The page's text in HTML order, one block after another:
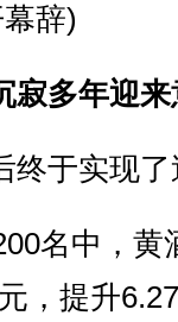
辞)
寂多年迎
于实现了
名中，黄
，提升